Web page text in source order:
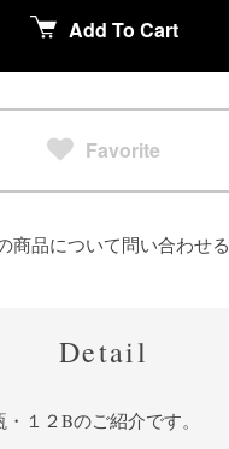
Add To Cart
Favorite
商品について問い合わせる
Detail
１２Bのご紹介です。